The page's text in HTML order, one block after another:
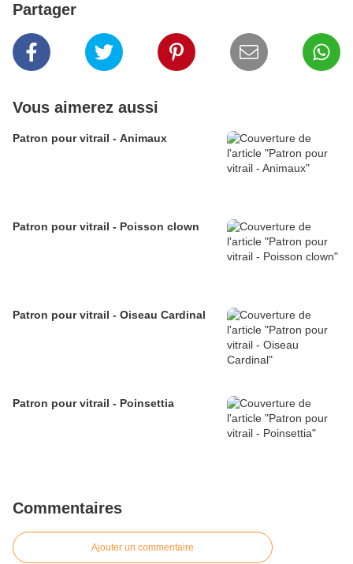
Partager
Vous aimerez aussi
Patron pour vitrail - Animaux
Patron pour vitrail - Poisson clown
Patron pour vitrail - Oiseau Cardinal
Patron pour vitrail - Poinsettia
Commentaires
Ajouter un commentaire